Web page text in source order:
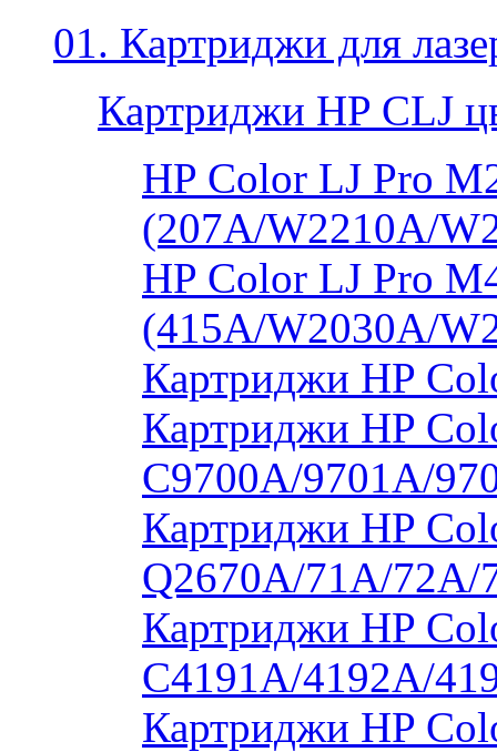
01. Картриджи для
Картриджи HP CLJ
HP Color LJ Pro
(207A/W2210A/
HP Color LJ Pro
(415A/W2030A/
Картриджи HP
Картриджи HP
C9700A/9701A/
Картриджи HP
Q2670A/71A/
Картриджи HP
C4191A/4192A/
Картриджи HP